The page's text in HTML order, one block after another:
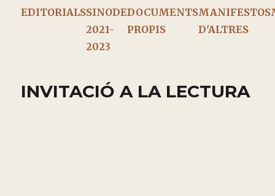
EDITORIALSSINODE
2021-
2023
DOCUMENTS
PROPIS
MANIFESTOS
D'ALTRES
INVITACIÓ A LA LECTURA